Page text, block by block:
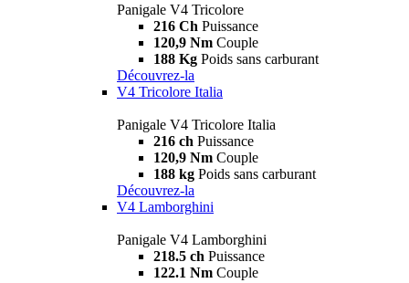
Panigale V4 Tricolore
216 Ch Puissance
120,9 Nm Couple
188 Kg Poids sans carburant
Découvrez-la
V4 Tricolore Italia
Panigale V4 Tricolore Italia
216 ch Puissance
120,9 Nm Couple
188 kg Poids sans carburant
Découvrez-la
V4 Lamborghini
Panigale V4 Lamborghini
218.5 ch Puissance
122.1 Nm Couple